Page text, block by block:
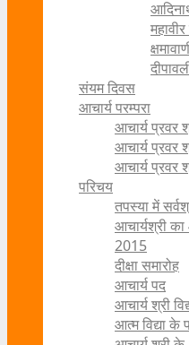
संयम दिवस
आचार्य परम्परा
आचार्य प्रवर
आचार्य प्रवर
आचार्य प्रवर
परिचय
तपस्या में
आचार्यश्री का
2015
दीक्षा समारोह
आचार्य पद
आचार्य श्री
आत्म विद्या के